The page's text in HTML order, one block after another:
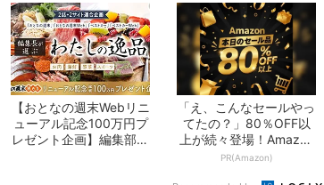
【おとなの週末Webリニ
ューアル記念100万円プ
レゼント企画】編集部が
「え、こんなセールやっ
てたの？」80％OFF以
上が続々登場！Amazon
の本気が...
PR(Amazon)